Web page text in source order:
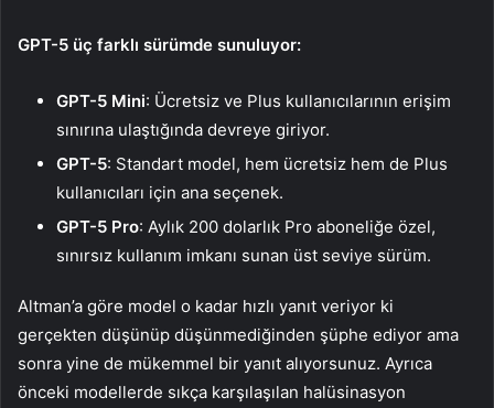
GPT-5 üç farklı sürümde sunuluyor:
GPT-5 Mini: Ücretsiz ve Plus kullanıcılarının erişim
sınırına ulaştığında devreye giriyor.
GPT-5: Standart model, hem ücretsiz hem de Plus
kullanıcıları için ana seçenek.
GPT-5 Pro: Aylık 200 dolarlık Pro aboneliğe özel,
sınırsız kullanım imkanı sunan üst seviye sürüm.
Altman’a göre model o kadar hızlı yanıt veriyor ki
gerçekten düşünüp düşünmediğinden şüphe ediyor ama
sonra yine de mükemmel bir yanıt alıyorsunuz. Ayrıca
önceki modellerde sıkça karşılaşılan halüsinasyon